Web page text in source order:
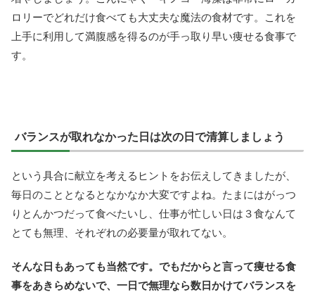
ロリーでどれだけ食べても大丈夫な魔法の食材です。これを
上手に利用して満腹感を得るのが手っ取り早い痩せる食事で
す。
バランスが取れなかった日は次の日で清算しましょう
という具合に献立を考えるヒントをお伝えしてきましたが、
毎日のこととなるとなかなか大変ですよね。たまにはがっつ
りとんかつだって食べたいし、仕事が忙しい日は３食なんて
とても無理、それぞれの必要量が取れてない。
そんな日もあっても当然です。でもだからと言って痩せる食
事をあきらめないで、一日で無理なら数日かけてバランスを